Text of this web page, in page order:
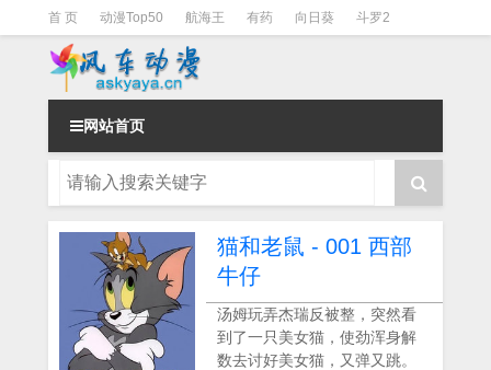
首 页 动漫Top50 航海王 有药 向日葵 斗罗2
斗罗3 火影 一拳超人
网站首页
猫和老鼠 - 001 西部
牛仔
汤姆玩弄杰瑞反被整，突然看
到了一只美女猫，使劲浑身解
数去讨好美女猫，又弹又跳。